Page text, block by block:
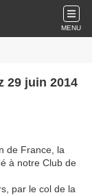
MENU
29 juin 2014
de France, la
à notre Club de
par le col de la